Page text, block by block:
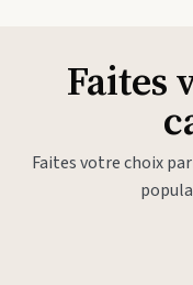
Faites
Faites votre choix